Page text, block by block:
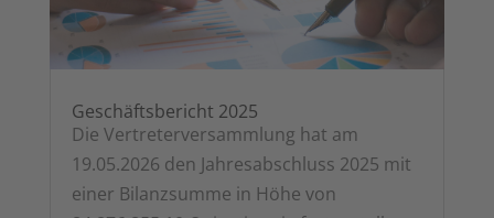
Geschäfts­be­richt 2025
Die Ver­tre­ter­ver­samm­lung hat am
19.05.2026 den Jah­res­ab­schluss 2025 mit
einer Bilanz­sum­me in Höhe von